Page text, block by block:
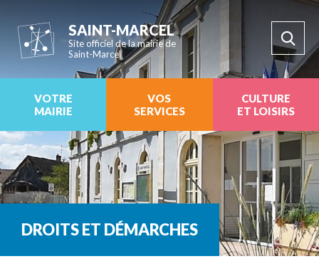
SAINT-MARCEL
Site officiel de la mairie de
Saint-Marcel
VOTRE
MAIRIE
VOS
SERVICES
CULTURE
ET LOISIRS
DROITS ET DÉMARCHES